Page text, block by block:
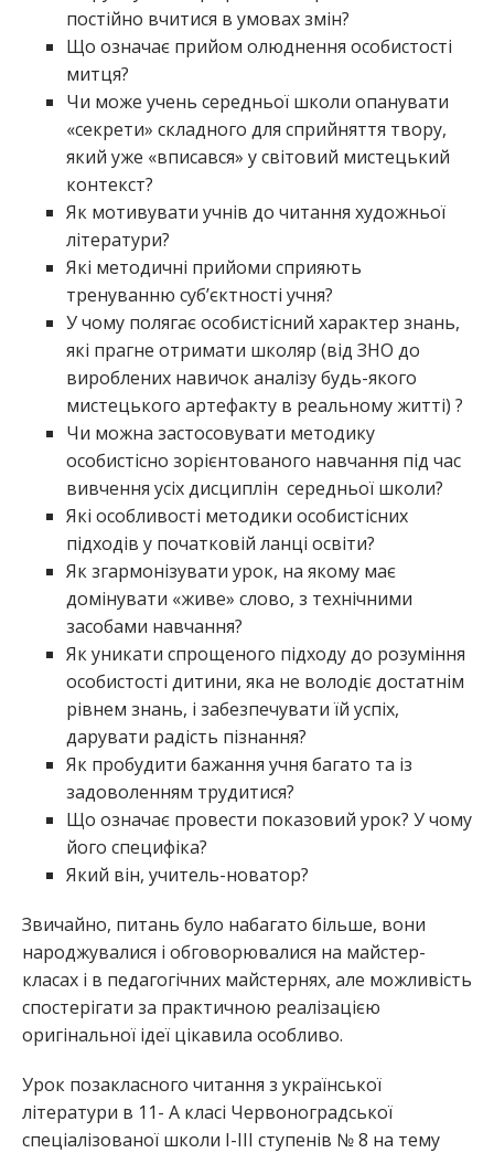
постійно вчитися в умовах змін?
Що означає прийом олюднення особистості
митця?
Чи може учень середньої школи опанувати
«секрети» складного для сприйняття твору,
який уже «вписався» у світовий мистецький
контекст?
Як мотивувати учнів до читання художньої
літератури?
Які методичні прийоми сприяють
тренуванню суб’єктності учня?
У чому полягає особистісний характер знань,
які прагне отримати школяр (від ЗНО до
вироблених навичок аналізу будь-якого
мистецького артефакту в реальному житті) ?
Чи можна застосовувати методику
особистісно зорієнтованого навчання під час
вивчення усіх дисциплін середньої школи?
Які особливості методики особистісних
підходів у початковій ланці освіти?
Як згармонізувати урок, на якому має
домінувати «живе» слово, з технічними
засобами навчання?
Як уникати спрощеного підходу до розуміння
особистості дитини, яка не володіє достатнім
рівнем знань, і забезпечувати їй успіх,
дарувати радість пізнання?
Як пробудити бажання учня багато та із
задоволенням трудитися?
Що означає провести показовий урок? У чому
його специфіка?
Який він, учитель-новатор?
Звичайно, питань було набагато більше, вони
народжувалися і обговорювалися на майстер-
класах і в педагогічних майстернях, але можливість
спостерігати за практичною реалізацією
оригінальної ідеї цікавила особливо.
Урок позакласного читання з української
літератури в 11- А класі Червоноградської
спеціалізованої школи І-ІІІ ступенів № 8 на тему